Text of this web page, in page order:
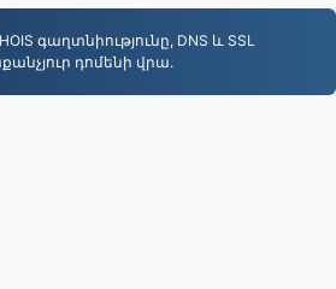
գաղտնիությունը, DNS և SSL
դոմենի վրա.